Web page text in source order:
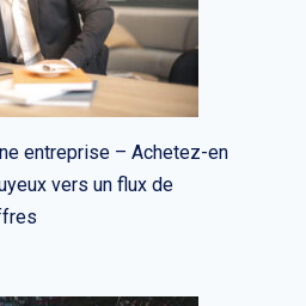
entreprise – Achetez-en
vers un flux de